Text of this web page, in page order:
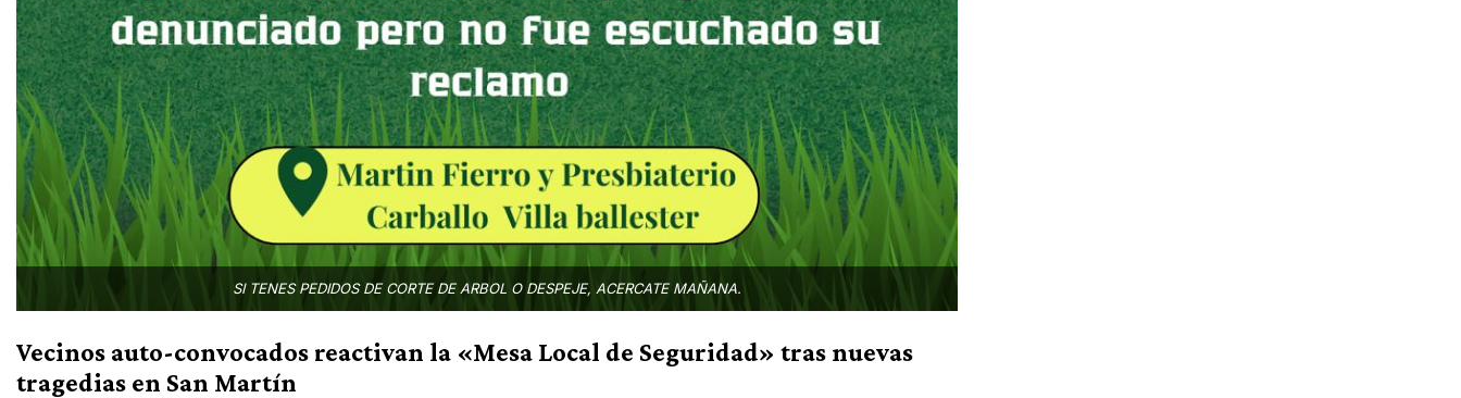
SI TENES PEDIDOS DE CORTE DE ARBOL O DESPEJE, ACERCATE MAÑANA.
Vecinos auto-convocados reactivan la «Mesa Local de Seguridad» tras nuevas
tragedias en San Martín